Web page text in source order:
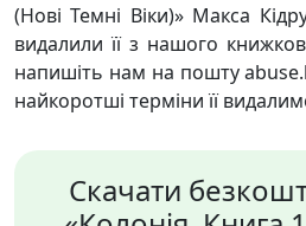
(Нові Темні Віки)» Макса
видалили її з нашого
напишіть нам на пошту
найкоротші терміни її
Скачати